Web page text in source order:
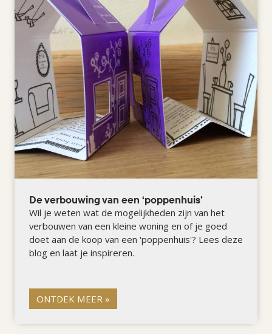
De verbouwing van een ‘poppenhuis’
Wil je weten wat de mogelijkheden zijn van het
verbouwen van een kleine woning en of je goed
doet aan de koop van een 'poppenhuis'? Lees deze
blog en laat je inspireren.
ONTDEK MEER »